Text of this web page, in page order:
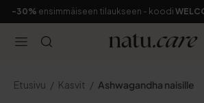
-30% ensimmäiseen tilaukseen - koodi
Etusivu Kasvit Ashwagandha naisille